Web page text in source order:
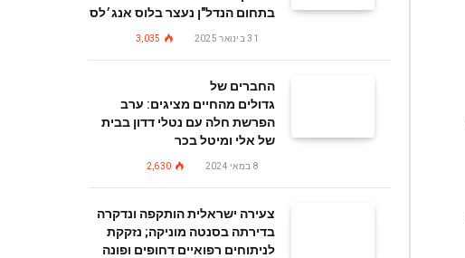
בתחום הנדל"ן נעצר בלוס אנג׳לס
31 בינואר 2025 3,035
החברים של
גדולים מהחיים מציגים: ערב
הפרשת חלה עם נטלי דדון בבית
של אלי ומיטל בכר
8 במאי 2024 2,630
צעירה ישראלית הותקפה ונדקרה
בדירתה בסנטה מוניקה; נזקקת
לניתוחים רפואיים דחופים ופונה